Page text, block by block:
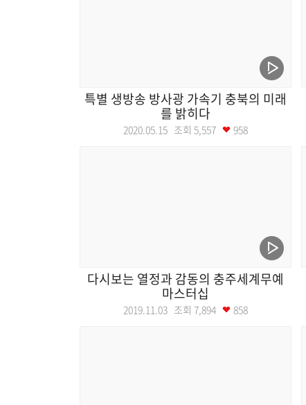
특별 생방송 방사광 가속기 충북의 미래
를 밝히다
2020.05.15 조회 5,557 958
다시보는 열정과 감동의 충주세계무예
마스터십
2019.11.03 조회 7,894 858